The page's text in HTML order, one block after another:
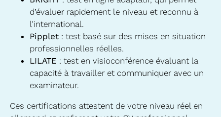
d’évaluer rapidement le niveau et reconnu à
l’international.
Pipplet: test basé sur des mises en situation
professionnelles réelles.
LILATE : test en visioconférence évaluant la
capacité à travailler et communiquer avec un
examinateur.
Ces certifications attestent de votre niveau réel en